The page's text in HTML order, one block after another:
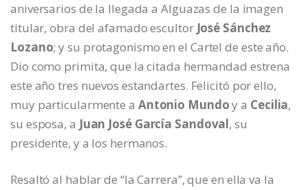
aniversarios de la llegada a Alguazas de la imagen
titular, obra del afamado escultor José Sánchez
Lozano; y su protagonismo en el Cartel de este año.
Dio como primita, que la citada hermandad estrena
este año tres nuevos estandartes. Felicitó por ello,
muy particularmente a Antonio Mundoy a Cecilia,
su esposa, a Juan José García Sandoval, su
presidente, y a los hermanos.
Resaltó al hablar de “la Carrera”, que en ella va la